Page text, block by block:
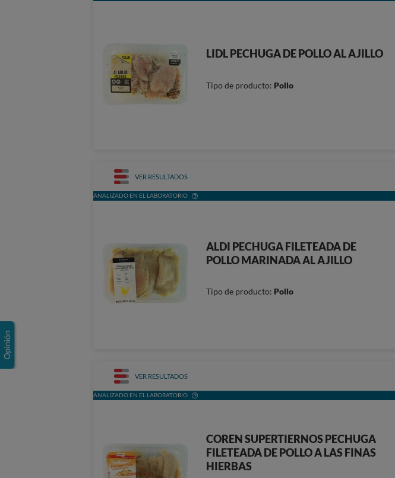
LIDL PECHUGA DE POLLO AL AJILLO
Tipo de producto: Pollo
VER RESULTADOS
ANALIZADO EN EL LABORATORIO
ALDI PECHUGA FILETEADA DE
POLLO MARINADA AL AJILLO
Tipo de producto: Pollo
VER RESULTADOS
ANALIZADO EN EL LABORATORIO
COREN SUPERTIERNOS PECHUGA
FILETEADA DE POLLO A LAS FINAS
HIERBAS